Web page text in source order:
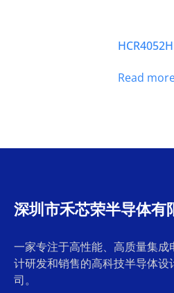
HCR4052H
Read
深圳市禾芯荣半导体有
一家专注于高性能、高质量集成
计研发和销售的高科技半导体设
司。